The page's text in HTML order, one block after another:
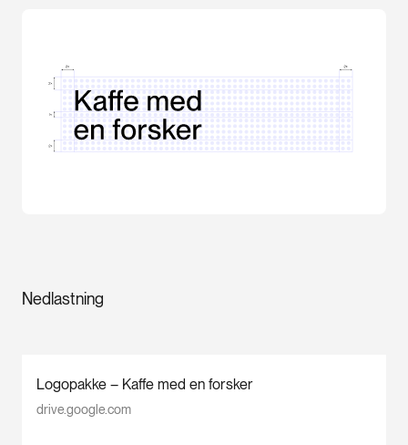
Nedlastning
Logopakke – Kaffe med en forsker
drive.google.com